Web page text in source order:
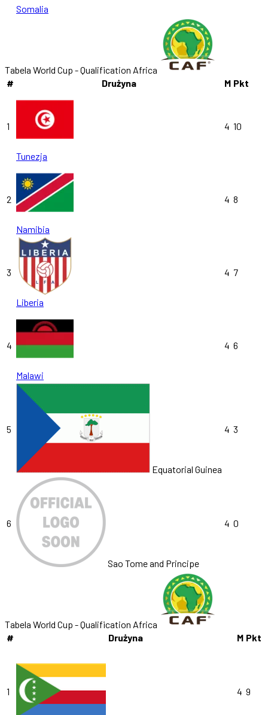
Somalia
Tabela World Cup - Qualification Africa
#
Drużyna M Pkt
1
Tunezja
4 10
2
Namibia
4 8
3
Liberia
4 7
4
Malawi
4 6
5
Equatorial Guinea
4 3
6
Sao Tome and Principe
4 0
Tabela World Cup - Qualification Africa
#
Drużyna M Pkt
1 4 9